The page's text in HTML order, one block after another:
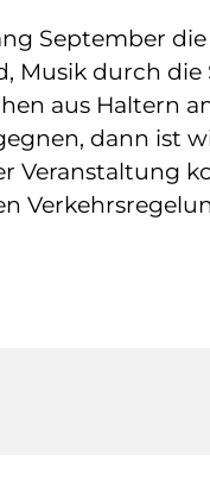
September
Musik durch
aus Haltern
dann ist
Veranstaltung